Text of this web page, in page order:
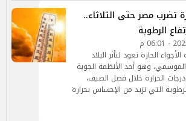
تضرب مصر حتى الثلاثاء..
الرطوبة
الحارة تعود لتأثر البلاد
وهو أحد الأنظمة الجوية
الحرارة خلال فصل الصيف،
التي تزيد من الإحساس بحرارة